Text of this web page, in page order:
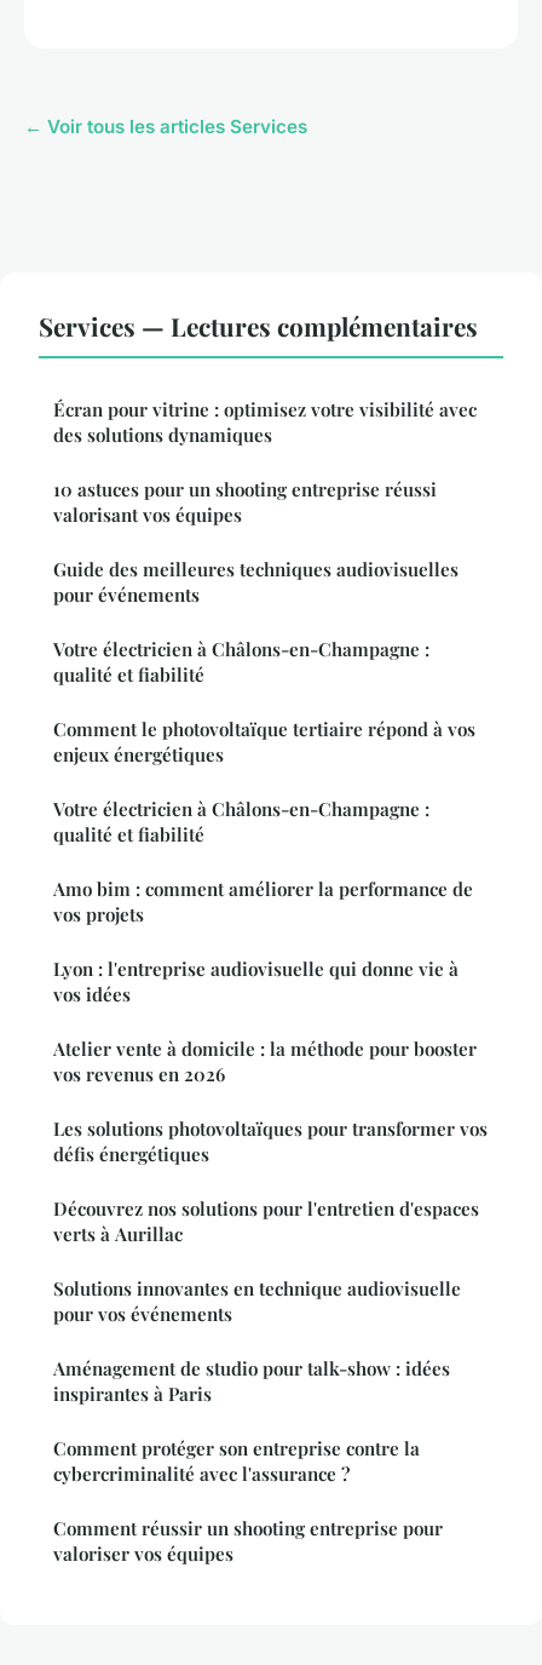
← Voir tous les articles Services
Services — Lectures complémentaires
Écran pour vitrine : optimisez votre visibilité avec
des solutions dynamiques
10 astuces pour un shooting entreprise réussi
valorisant vos équipes
Guide des meilleures techniques audiovisuelles
pour événements
Votre électricien à Châlons-en-Champagne :
qualité et fiabilité
Comment le photovoltaïque tertiaire répond à vos
enjeux énergétiques
Votre électricien à Châlons-en-Champagne :
qualité et fiabilité
Amo bim : comment améliorer la performance de
vos projets
Lyon : l'entreprise audiovisuelle qui donne vie à
vos idées
Atelier vente à domicile : la méthode pour booster
vos revenus en 2026
Les solutions photovoltaïques pour transformer vos
défis énergétiques
Découvrez nos solutions pour l'entretien d'espaces
verts à Aurillac
Solutions innovantes en technique audiovisuelle
pour vos événements
Aménagement de studio pour talk-show : idées
inspirantes à Paris
Comment protéger son entreprise contre la
cybercriminalité avec l'assurance ?
Comment réussir un shooting entreprise pour
valoriser vos équipes